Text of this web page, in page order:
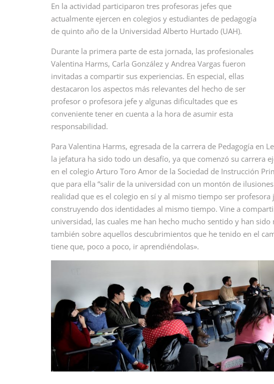
En la actividad participaron tres profesoras jefes que
actualmente ejercen en colegios y estudiantes de pedagogía
de quinto año de la Universidad Alberto Hurtado (UAH).
Durante la primera parte de esta jornada, las profesionales
Valentina Harms, Carla González y Andrea Vargas fueron
invitadas a compartir sus experiencias. En especial, ellas
destacaron los aspectos más relevantes del hecho de ser
profesor o profesora jefe y algunas dificultades que es
conveniente tener en cuenta a la hora de asumir esta
responsabilidad.
Para Valentina Harms, egresada de la carrera de Pedagogía en
la jefatura ha sido todo un desafío, ya que comenzó su carrera
en el colegio Arturo Toro Amor de la Sociedad de Instrucción
que para ella “salir de la universidad con un montón de
realidad que es el colegio en sí y al mismo tiempo ser
construyendo dos identidades al mismo tiempo. Vine a
universidad, las cuales me han hecho mucho sentido y han
también sobre aquellos descubrimientos que he tenido en el
tiene que, poco a poco, ir aprendiéndolas».